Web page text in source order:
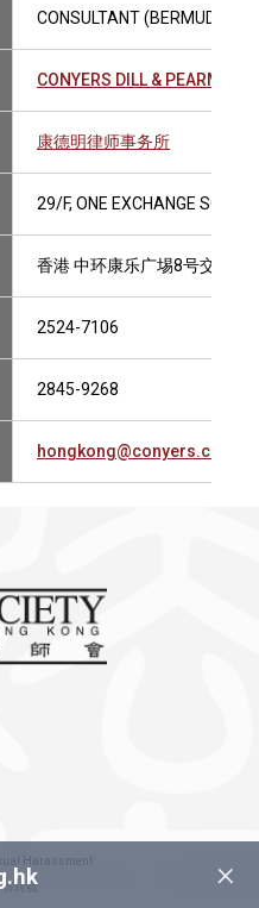
CONSULTANT (BERMUDA)
CONYERS DILL & PEARMAN
康德明律师事务所
29/F, ONE EXCHANGE
香港 中环康乐广埸8号交易广
2524-7106
2845-9268
hongkong@conyers.com
×
Harassment
转载